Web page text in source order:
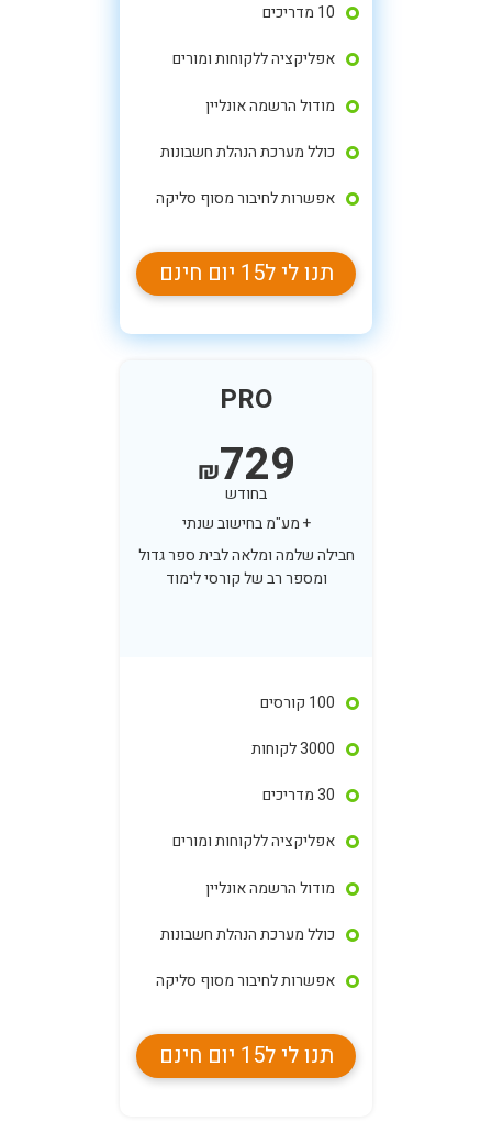
10 מדריכים
אפליקציה ללקוחות ומורים
מודול הרשמה אונליין
כולל מערכת הנהלת חשבונות
אפשרות לחיבור מסוף סליקה
תנו לי ל15 יום חינם
PRO
₪729
בחודש
+ מע"מ בחישוב שנתי
חבילה שלמה ומלאה לבית ספר גדול
ומספר רב של קורסי לימוד
100 קורסים
3000 לקוחות
30 מדריכים
אפליקציה ללקוחות ומורים
מודול הרשמה אונליין
כולל מערכת הנהלת חשבונות
אפשרות לחיבור מסוף סליקה
תנו לי ל15 יום חינם